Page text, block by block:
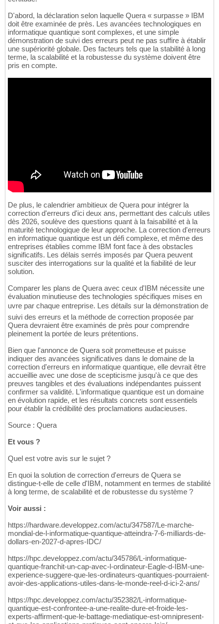
D'abord, la déclaration selon laquelle Quera « surpasse » IBM
doit être examinée de près. Les avancées technologiques en
informatique quantique sont complexes, et une simple
démonstration de suivi des erreurs peut ne pas suffire à établir
une supériorité globale. Des facteurs tels que la stabilité à long
terme, la scalabilité et la robustesse du système doivent être
pris en compte.
De plus, le calendrier ambitieux de Quera pour intégrer la
correction d'erreurs d'ici deux ans, permettant des calculs utiles
dès 2026, soulève des questions quant à la faisabilité et à la
maturité technologique de leur approche. La correction d'erreurs
en informatique quantique est un défi complexe, et même des
entreprises établies comme IBM font face à des obstacles
significatifs. Les délais serrés imposés par Quera peuvent
susciter des interrogations sur la qualité et la fiabilité de leur
solution.
Comparer les plans de Quera avec ceux d'IBM nécessite une
évaluation minutieuse des technologies spécifiques mises en
uvre par chaque entreprise. Les détails sur la démonstration de
suivi des erreurs et la méthode de correction proposée par
Quera devraient être examinés de près pour comprendre
pleinement la portée de leurs prétentions.
Bien que l'annonce de Quera soit prometteuse et puisse
indiquer des avancées significatives dans le domaine de la
correction d'erreurs en informatique quantique, elle devrait être
accueillie avec une dose de scepticisme jusqu'à ce que des
preuves tangibles et des évaluations indépendantes puissent
confirmer sa validité. L'informatique quantique est un domaine
en évolution rapide, et les résultats concrets sont essentiels
pour établir la crédibilité des proclamations audacieuses.
Source : Quera
Et vous ?
Quel est votre avis sur le sujet ?
En quoi la solution de correction d'erreurs de Quera se
distingue-t-elle de celle d'IBM, notamment en termes de stabilité
à long terme, de scalabilité et de robustesse du système ?
Voir aussi :
https://hardware.developpez.com/actu/347587/Le-marche-
mondial-de-l-informatique-quantique-atteindra-7-6-milliards-de-
dollars-en-2027-d-apres-IDC/
https://hpc.developpez.com/actu/345786/L-informatique-
quantique-franchit-un-cap-avec-l-ordinateur-Eagle-d-IBM-une-
experience-suggere-que-les-ordinateurs-quantiques-pourraient-
avoir-des-applications-utiles-dans-le-monde-reel-d-ici-2-ans/
https://hpc.developpez.com/actu/352382/L-informatique-
quantique-est-confrontee-a-une-realite-dure-et-froide-les-
experts-affirment-que-le-battage-mediatique-est-omnipresent-